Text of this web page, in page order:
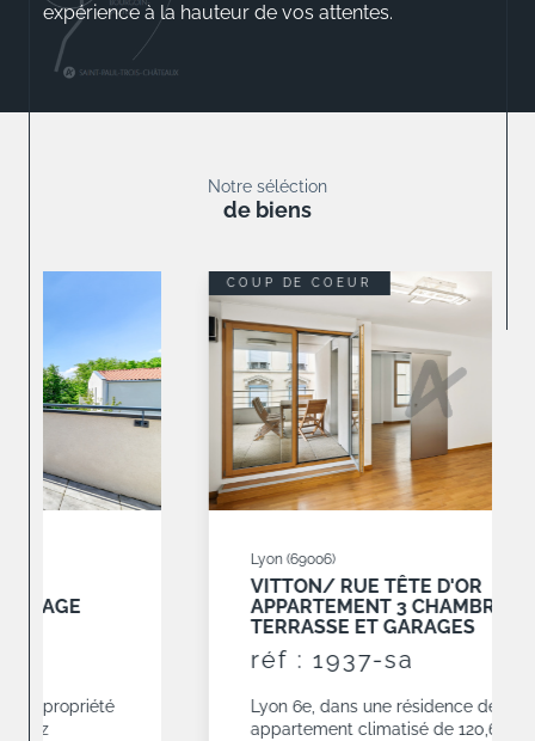
expérience à la hauteur de vos attentes.
Notre séléction
de biens
VITTON/ RUE TÊTE D'OR
APPARTEMENT 3 CHAMBRES AVEC
TERRASSE ET GARAGES
Lyon 6e, dans une résidence de 2010,
appartement climatisé de 120,68 m² situé en